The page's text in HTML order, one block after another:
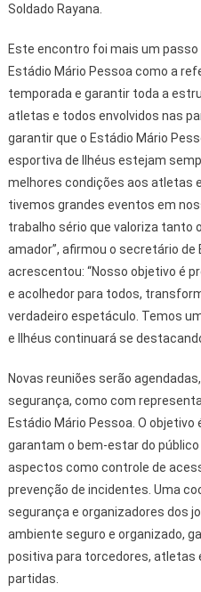
Soldado Rayana.
Este encontro foi mais um
Estádio Mário Pessoa como a
temporada e garantir toda a
atletas e todos envolvidos nas
garantir que o Estádio Mário
esportiva de Ilhéus estejam
melhores condições aos atletas
tivemos grandes eventos em
trabalho sério que valoriza tanto
amador”, afirmou o secretário de
acrescentou: “Nosso objetivo é
e acolhedor para todos,
verdadeiro espetáculo. Temos
e Ilhéus continuará se
Novas reuniões serão
segurança, como com
Estádio Mário Pessoa. O
garantam o bem-estar do
aspectos como controle de
prevenção de incidentes. Uma
segurança e organizadores dos
ambiente seguro e organizado,
positiva para torcedores, atletas
partidas.